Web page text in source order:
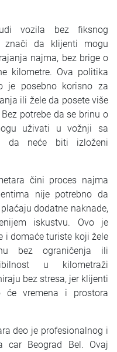
vozila bez fiksnog
znači da klijenti mogu
najma, bez brige o
kilometre. Ova politika
je posebno korisno za
ili žele da posete više
potrebe da se brinu o
uživati u vožnji sa
da neće biti izloženi
čini proces najma
nije potrebno da
dodatne naknade,
iskustvu. Ovo je
i domaće turiste koji žele
bez ograničenja ili
u kilometraži
bez stresa, jer klijenti
će vremena i prostora
deo je profesionalnog i
car Beograd Bel. Ovaj